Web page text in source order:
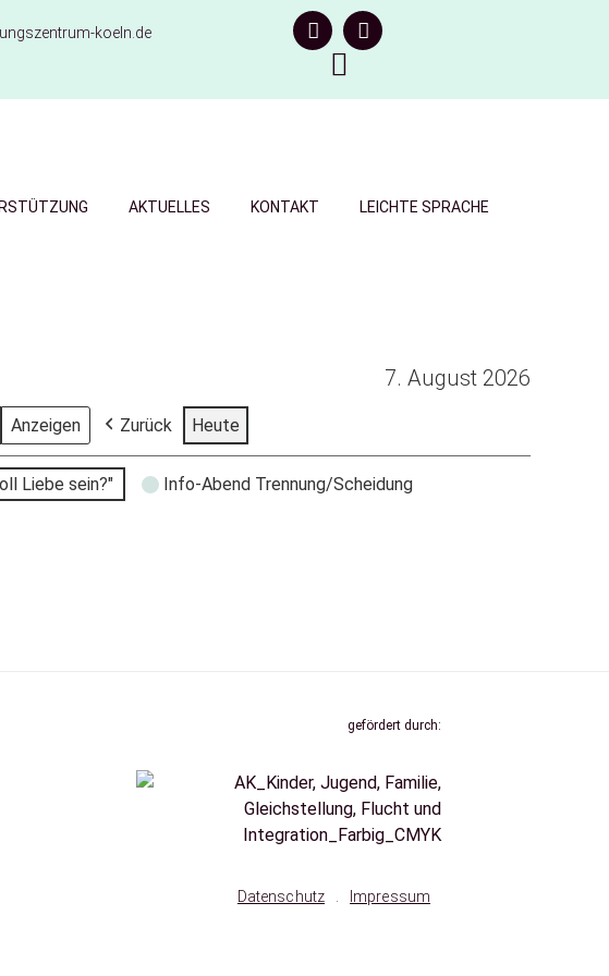
koeln.de
AKTUELLES KONTAKT LEICHTE SPRACHE
7. August 2026
Zurück Heute
Liebe sein?"
Info-Abend Trennung/Scheidung
gefördert durch:
Datenschutz Impressum